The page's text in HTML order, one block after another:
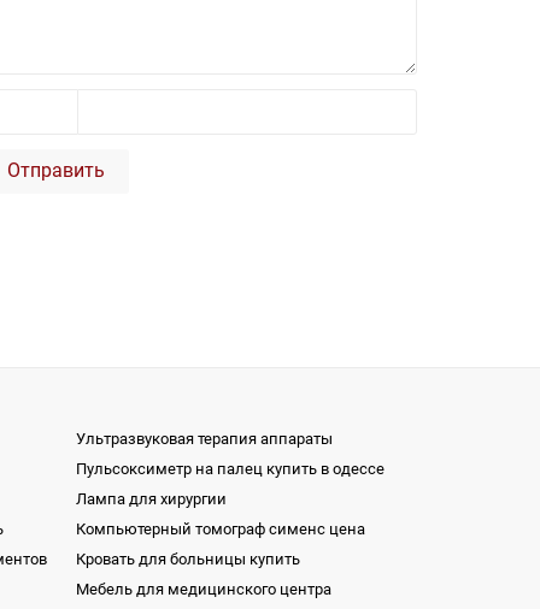
Отправить
Ультразвуковая терапия аппараты
Пульсоксиметр на палец купить в одессе
Лампа для хирургии
Компьютерный томограф сименс цена
Кровать для больницы купить
Мебель для медицинского центра